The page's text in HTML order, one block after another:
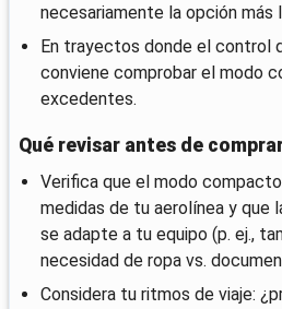
necesariamente la opción más
En trayectos donde el control
conviene comprobar el modo
excedentes.
Qué revisar antes de
Verifica que el modo
medidas de tu aerolínea y que
se adapte a tu equipo (p. ej.,
necesidad de ropa vs.
Considera tu ritmos de viaje: